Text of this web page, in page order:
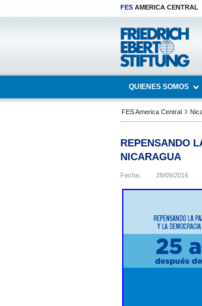
FES AMERICA CENTRAL
QUIENES SOMOS
FES America Central
REPENSANDO
NICARAGUA
Fecha: 28/09/2016